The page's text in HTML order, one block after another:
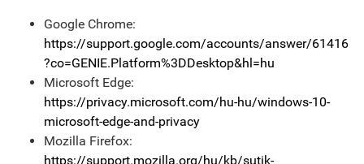
Google Chrome:
https://support.google.com/accounts/answer/61416
?co=GENIE.Platform%3DDesktop&hl=hu
Microsoft Edge:
https://privacy.microsoft.com/hu-hu/windows-10-
microsoft-edge-and-privacy
Mozilla Firefox:
https://support.mozilla.org/hu/kb/sutik-